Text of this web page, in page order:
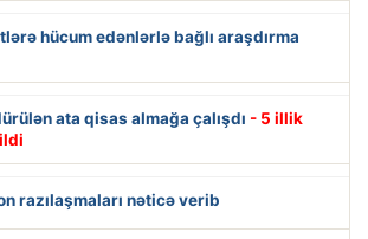
hücum edənlərlə bağlı araşdırma
ata qisas almağa çalışdı - 5 illik
razılaşmaları nəticə verib